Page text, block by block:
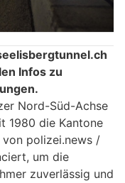
Infos zu
Nord-Süd-Achse
1980 die Kantone
polizei.news /
um die
zuverlässig und